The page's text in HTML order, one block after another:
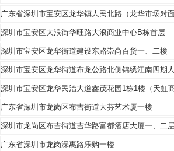
广东省深圳市宝安区龙华镇人民北路（龙华
深圳市宝安区大浪街华旺路大浪商业中心B栋
深圳市宝安区龙华街道建设东路崇尚百货一
深圳市宝安区龙华街道布龙公路北侧锦绣江
深圳市宝安区龙华民治大道鑫茂花园1栋1楼
广东省深圳市龙岗区布吉街道大芬艺术厦一楼
深圳市龙岗区布吉街道吉华路富都酒店大
广东省深圳市龙岗深惠路乐购一楼